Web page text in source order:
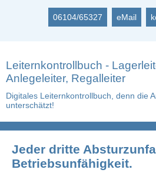
06104/65327 eMail
Leiternkontrollbuch -
Anlegeleiter, Regalleiter
Digitales Leiternkontrollbuch, denn die
unterschätzt!
Jeder dritte
Betriebsunfähigkeit.